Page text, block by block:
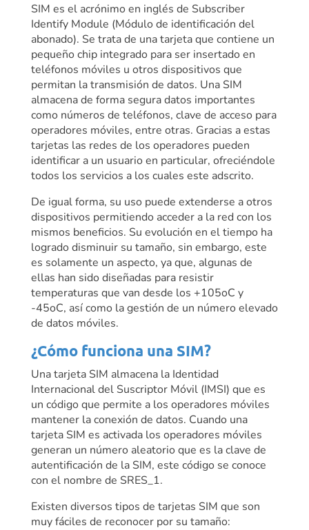
SIM es el acrónimo en inglés de Subscriber
Identify Module (Módulo de identificación del
abonado). Se trata de una tarjeta que contiene un
pequeño chip integrado para ser insertado en
teléfonos móviles u otros dispositivos que
permitan la transmisión de datos. Una SIM
almacena de forma segura datos importantes
como números de teléfonos, clave de acceso para
operadores móviles, entre otras. Gracias a estas
tarjetas las redes de los operadores pueden
identificar a un usuario en particular, ofreciéndole
todos los servicios a los cuales este adscrito.
De igual forma, su uso puede extenderse a otros
dispositivos permitiendo acceder a la red con los
mismos beneficios. Su evolución en el tiempo ha
logrado disminuir su tamaño, sin embargo, este
es solamente un aspecto, ya que, algunas de
ellas han sido diseñadas para resistir
temperaturas que van desde los +105oC y
-45oC, así como la gestión de un número elevado
de datos móviles.
¿Cómo funciona una SIM?
Una tarjeta SIM almacena la Identidad
Internacional del Suscriptor Móvil (IMSI) que es
un código que permite a los operadores móviles
mantener la conexión de datos. Cuando una
tarjeta SIM es activada los operadores móviles
generan un número aleatorio que es la clave de
autentificación de la SIM, este código se conoce
con el nombre de SRES_1.
Existen diversos tipos de tarjetas SIM que son
muy fáciles de reconocer por su tamaño: